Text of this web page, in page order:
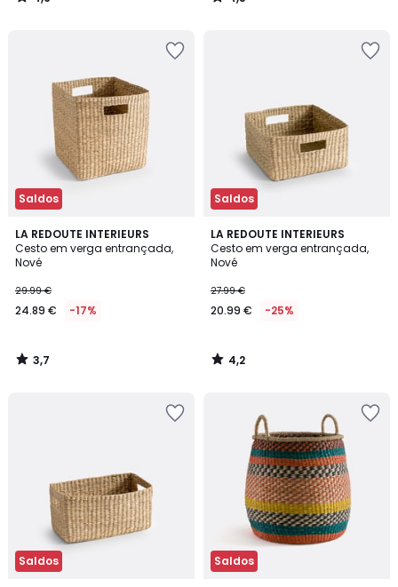
/
/
Saldos
LA REDOUTE INTERIEURS
Cesto em verga entrançada,
Nové
29.99 €
24.89 € -17%
3,7
/ 5
3,7
/
Saldos
LA REDOUTE INTERIEURS
Cesto em verga entrançada,
Nové
27.99 €
20.99 € -25%
4,2
/ 5
4,2
/
Saldos Saldos